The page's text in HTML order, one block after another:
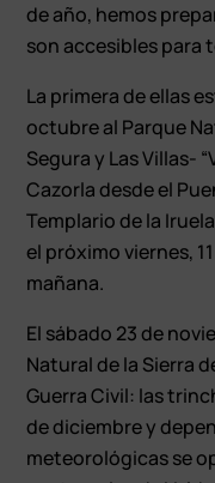
de año, hemos
son accesibles para
La primera de ellas
octubre al Parque
Segura y Las Villas-
Cazorla desde el
Templario de la
el próximo viernes,
mañana.
El sábado 23 de
Natural de la Sierra
Guerra Civil: las
de diciembre y
meteorológicas se